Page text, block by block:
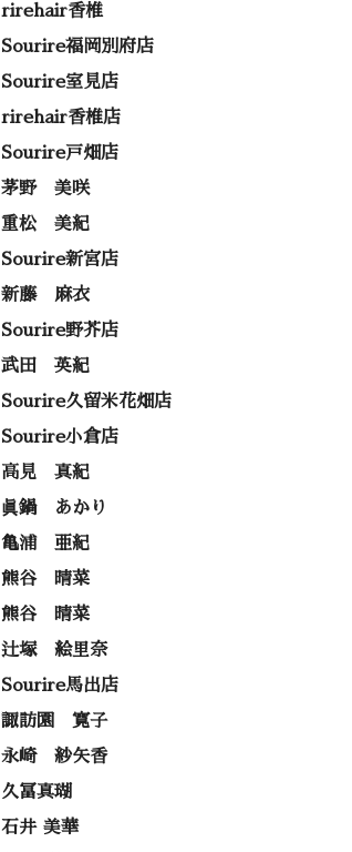
rirehair香椎
Sourire福岡別府店
Sourire室見店
rirehair香椎店
Sourire戸畑店
茅野 美咲
重松 美紀
Sourire新宮店
新藤 麻衣
Sourire野芥店
武田 英紀
Sourire久留米花畑店
Sourire小倉店
高見 真紀
眞鍋 あかり
亀浦 亜紀
熊谷 晴菜
熊谷 晴菜
辻塚 絵里奈
Sourire馬出店
諏訪園 寛子
永崎 紗矢香
久冨真瑚
石井 美華